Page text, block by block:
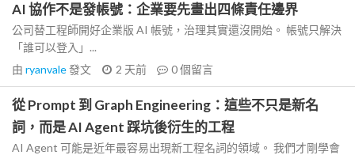
AI 協作不是發帳號：企業要先畫出四條責任邊界
公司替工程師開好企業版 AI 帳號，治理其實還沒開始。 帳號只解決
「誰可以登入」...
由 ryanvale發文 2 天前 0個留言
從 Prompt 到 Graph Engineering：這些不只是新名
詞，而是 AI Agent 踩坑後衍生的工程
AI Agent 可能是近年最容易出現新工程名詞的領域。 我們才剛學會